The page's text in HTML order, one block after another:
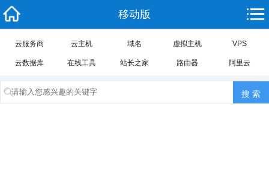
移动版
云服务商 云主机 域名 虚拟主机 VPS
云数据库 在线工具 站长之家 路由器 阿里云